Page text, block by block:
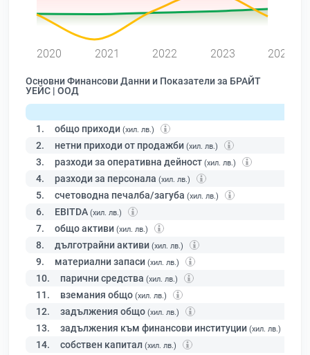
2020 2021 2022 2023 2024
Основни Финансови Данни и Показатели за БРАЙТ
УЕЙС | ООД
1. общо приходи (хил. лв.)
2. нетни приходи от продажби (хил. лв.)
3. разходи за оперативна дейност (хил. лв.)
4. разходи за персонала (хил. лв.)
5. счетоводна печалба/загуба (хил. лв.)
6. EBITDA (хил. лв.)
7. общо активи (хил. лв.)
8. дълготрайни активи (хил. лв.)
9. материални запаси (хил. лв.)
10. парични средства (хил. лв.)
11. вземания общо (хил. лв.)
12. задължения общо (хил. лв.)
13. задължения към финансови институции (хил. лв.)
14. собствен капитал (хил. лв.)